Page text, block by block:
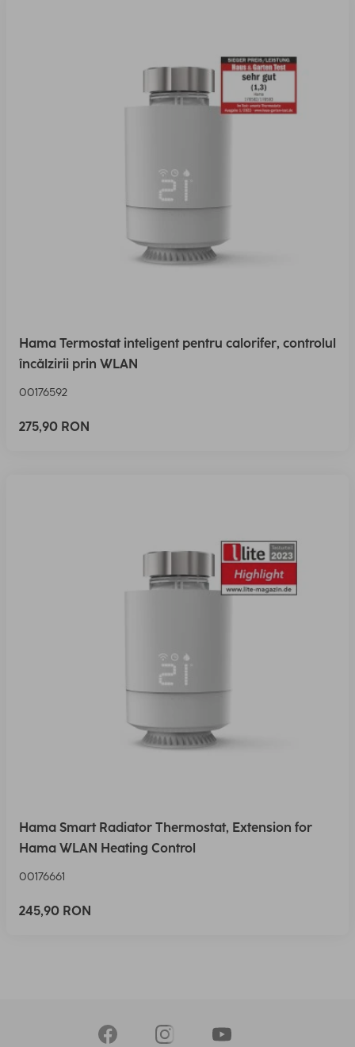
Hama Termostat inteligent pentru calorifer, controlul
încălzirii prin WLAN
00176592
275,90 RON
Hama Smart Radiator Thermostat, Extension for
Hama WLAN Heating Control
00176661
245,90 RON